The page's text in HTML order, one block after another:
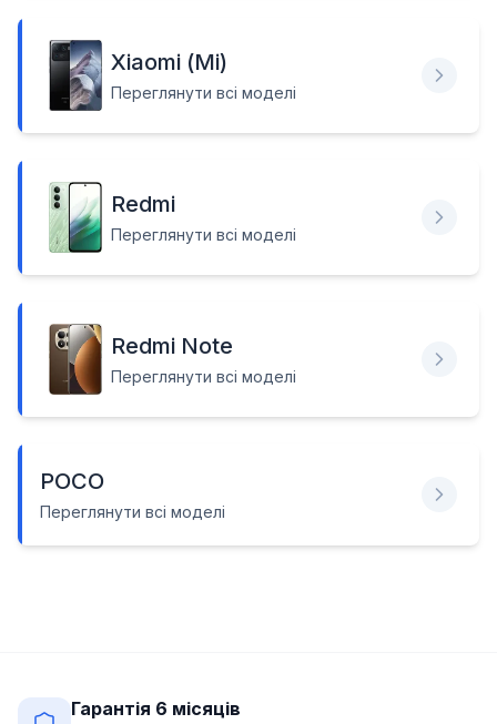
Xiaomi (Mi)
Переглянути всі моделі
Redmi
Переглянути всі моделі
Redmi Note
Переглянути всі моделі
POCO
Переглянути всі моделі
Гарантія 6 місяців